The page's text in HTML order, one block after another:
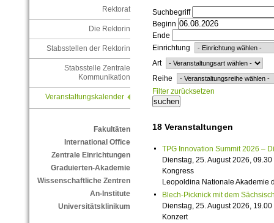
Rektorat
Die Rektorin
Stabsstellen der Rektorin
Stabsstelle Zentrale
Kommunikation
Veranstaltungskalender
Fakultäten
International Office
Zentrale Einrichtungen
Graduierten-Akademie
Wissenschaftliche Zentren
An-Institute
Universitätsklinikum
Suchbegriff
Beginn
Ende
Einrichtung
Art
Reihe
Filter zurücksetzen
18 Veranstaltungen
TPG Innovation Summit 2026 –
Dienstag, 25. August 2026,
Kongress
Leopoldina Nationale Akademie
Blech-Picknick mit dem
Dienstag, 25. August 2026,
Konzert